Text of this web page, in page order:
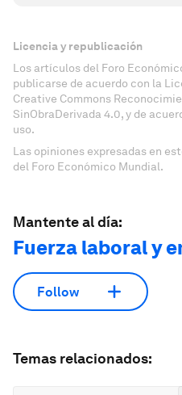
Licencia y republicación
Los artículos del Foro
publicarse de acuerdo con la
Creative Commons
SinObraDerivada 4.0, y de
uso.
Las opiniones expresadas en
del Foro Económico Mundial.
Mantente al día:
Fuerza laboral y
Follow
Temas relacionados: